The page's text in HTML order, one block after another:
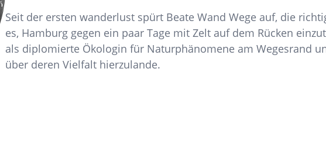
Seit der ersten wanderlust spürt Beate Wand Wege auf, die
es, Hamburg gegen ein paar Tage mit Zelt auf dem Rücken
als diplomierte Ökologin für Naturphänomene am Wegesrand
über deren Vielfalt hierzulande.